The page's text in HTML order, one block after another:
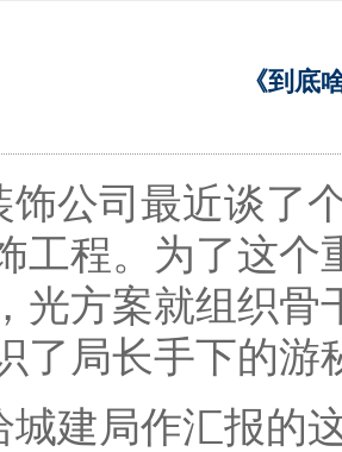
《到底
饰公司最近谈了
工程。为了这个
光方案就组织骨
了局长手下的游
城建局作汇报的